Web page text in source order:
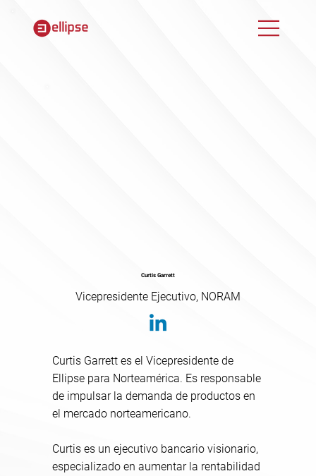
Curtis Garrett
Vicepresidente Ejecutivo, NORAM
Curtis Garrett es el Vicepresidente de
Ellipse para Norteamérica. Es responsable
de impulsar la demanda de productos en
el mercado norteamericano.
Curtis es un ejecutivo bancario visionario,
especializado en aumentar la rentabilidad